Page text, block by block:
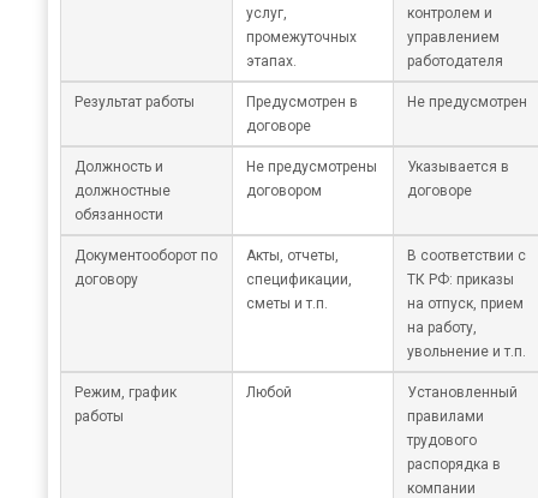
услуг,
промежуточных
этапах.
контролем и
управлением
работодателя
Результат работы
Предусмотрен в
договоре
Не предусмотрен
Должность и
должностные
обязанности
Не предусмотрены
договором
Указывается в
договоре
Документооборот по
договору
Акты, отчеты,
спецификации,
сметы и т.п.
В соответствии с
ТК РФ: приказы
на отпуск, прием
на работу,
увольнение и т.п.
Режим, график
работы
Любой
Установленный
правилами
трудового
распорядка в
компании